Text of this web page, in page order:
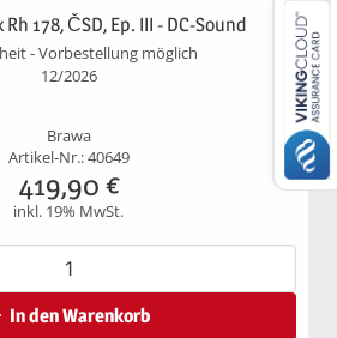
178, ČSD, Ep. III - DC-Sound
- Vorbestellung möglich
12/2026
Brawa
Artikel-Nr.: 40649
419,90 €
inkl. 19% MwSt.
In den Warenkorb